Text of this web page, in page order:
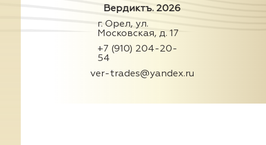
Вердиктъ. 2026
г. Орел, ул.
Московская, д. 17
+7 (910) 204-20-
54
ver-trades@yandex.ru